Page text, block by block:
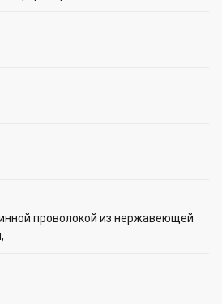
проволокой из нержавеющей